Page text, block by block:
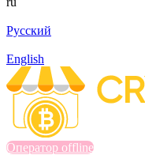
Русский
English
Оператор offline